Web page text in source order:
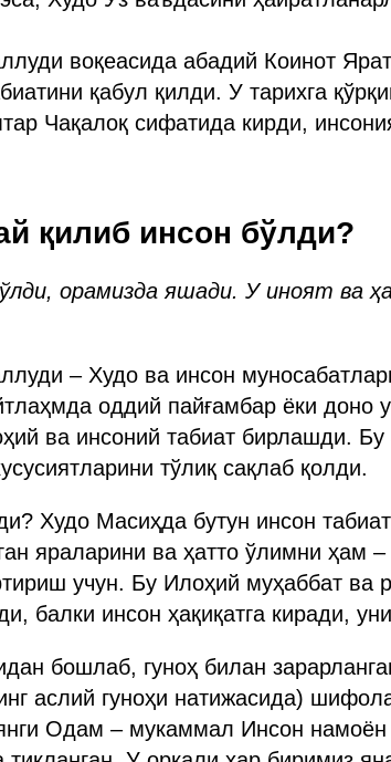
воқеасида абадий Коинот
қабул қилди. У тарихга
Чақалоқ сифатида кирди,
қилиб инсон бўлди?
орамизда яшади. У иноят ва
– Худо ва инсон
оддий пайғамбар ёки доно
ва инсоний табиат бирлашди.
тўлиқ сақлаб қолди.
Худо Масиҳда бутун инсон
яраларини ва ҳатто ўлимни ҳам
учун. Бу Илоҳий муҳаббат ва
балки инсон ҳақиқатга киради,
бошлаб, гуноҳ билан
аслий гуноҳи натижасида)
Одам – мукаммал Инсон намоён